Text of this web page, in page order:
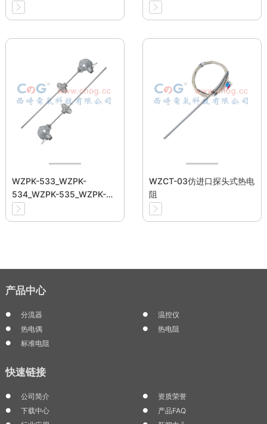
126_WZPK-128铠装热电阻
WZPK-533_WZPK-
534_WZPK-535_WZPK-
536_WZPK-538铠装热电阻
WZCT-03仿进口探头式热电
阻
产品中心
分流器
温控仪
热电偶
热电阻
标准电阻
快速链接
公司简介
资质荣誉
下载中心
产品FAQ